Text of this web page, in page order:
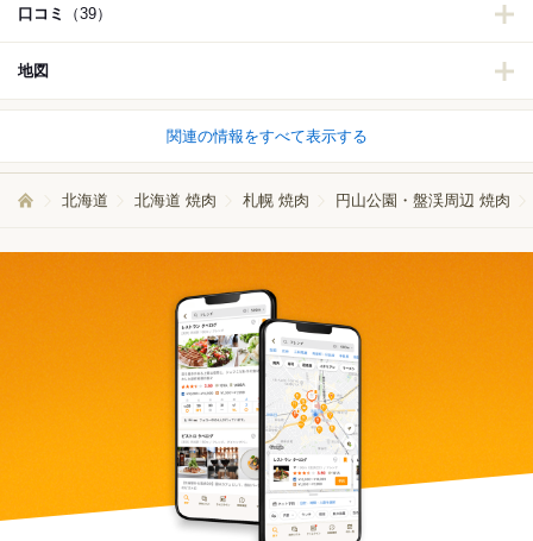
口コミ （39）
地図
関連の情報をすべて表示する
北海道 北海道 焼肉 札幌 焼肉 円山公園・盤渓周辺 焼肉